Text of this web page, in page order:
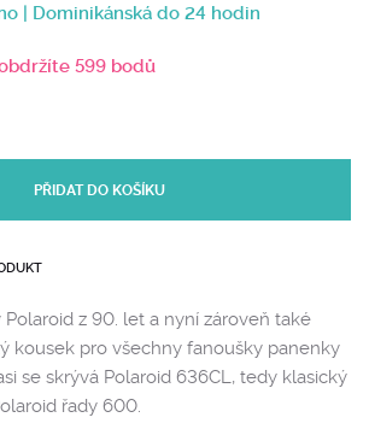
| Dominikánská do 24 hodin
599 bodů
PŘIDAT DO KOŠÍKU
z 90. let a nyní zároveň také
kousek pro všechny fanoušky panenky
se skrývá Polaroid 636CL, tedy klasický
řady 600.